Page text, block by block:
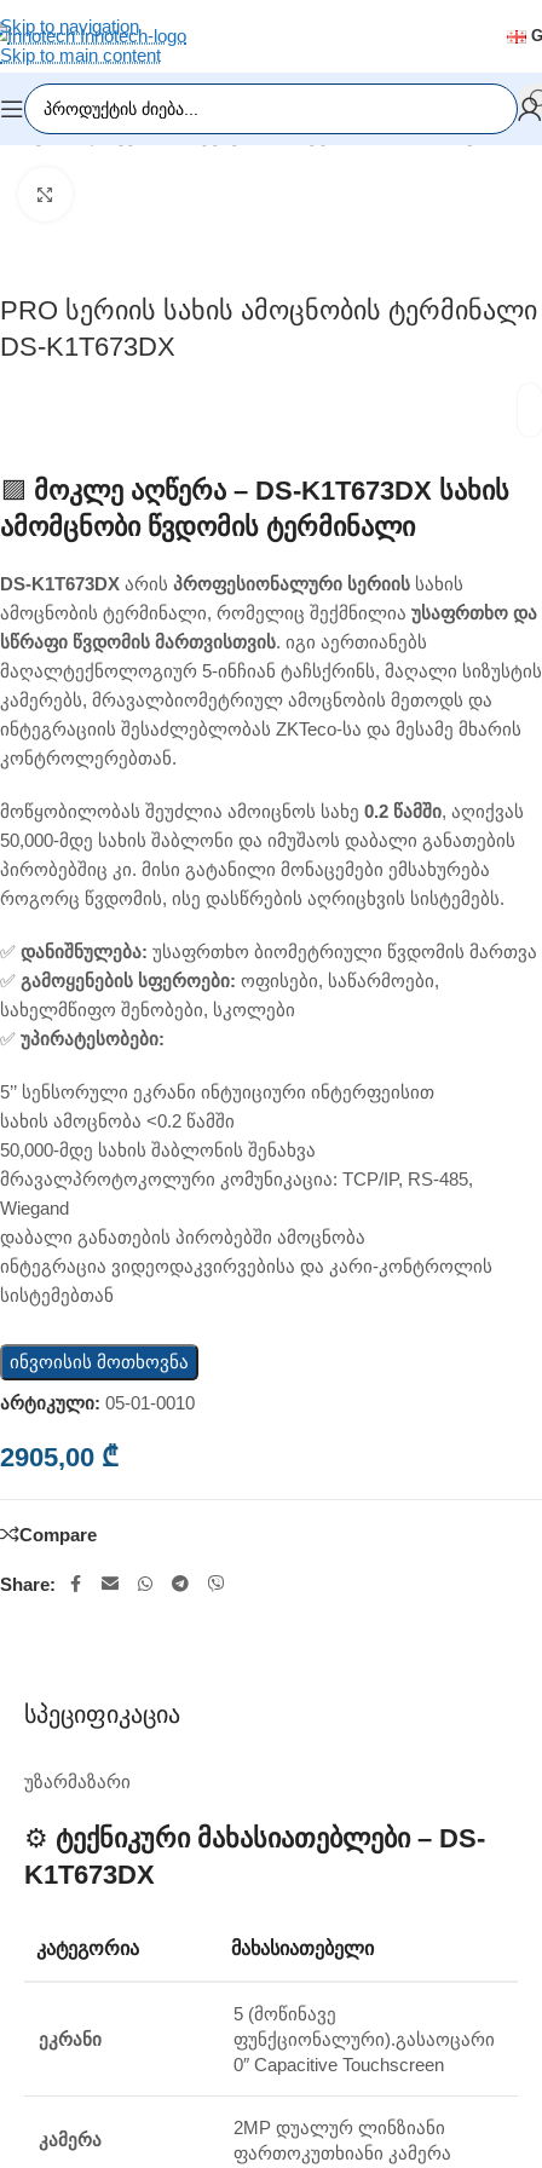
Skip to navigation
Skip to main content
მთავარი/დაშვების სისტემები/ბიომეტრია / სახის ამოცნობა
PRO Სერიის Სახის Ამოცნობის Ტერმინალი
DS-K1T673DX
🟪 Მოკლე Აღწერა – DS-K1T673DX Სახის
Ამომცნობი Წვდომის Ტერმინალი
DS-K1T673DX არის პროფესიონალური სერიის სახის
ამოცნობის ტერმინალი, რომელიც შექმნილია უსაფრთხო და
სწრაფი წვდომის მართვისთვის. იგი აერთიანებს
მაღალტექნოლოგიურ 5-ინჩიან ტაჩსქრინს, მაღალი სიზუსტის
კამერებს, მრავალბიომეტრიულ ამოცნობის მეთოდს და
ინტეგრაციის შესაძლებლობას ZKTeco-სა და მესამე მხარის
კონტროლერებთან.
მოწყობილობას შეუძლია ამოიცნოს სახე 0.2 წამში, აღიქვას
50,000-მდე სახის შაბლონი და იმუშაოს დაბალი განათების
პირობებშიც კი. მისი გატანილი მონაცემები ემსახურება
როგორც წვდომის, ისე დასწრების აღრიცხვის სისტემებს.
✅ დანიშნულება: უსაფრთხო ბიომეტრიული წვდომის მართვა
✅ გამოყენების სფეროები: ოფისები, საწარმოები,
სახელმწიფო შენობები, სკოლები
✅ უპირატესობები:
5’’ სენსორული ეკრანი ინტუიციური ინტერფეისით
სახის ამოცნობა <0.2 წამში
50,000-მდე სახის შაბლონის შენახვა
მრავალპროტოკოლური კომუნიკაცია: TCP/IP, RS-485,
Wiegand
დაბალი განათების პირობებში ამოცნობა
ინტეგრაცია ვიდეოდაკვირვებისა და კარი-კონტროლის
სისტემებთან
ინვოისის მოთხოვნა
არტიკული: 05-01-0010
2905,00 ₾
Compare
Share:
Სპეციფიკაცია
უზარმაზარი
⚙️ Ტექნიკური Მახასიათებლები – DS-
K1T673DX
ᲙᲐᲢᲔᲒᲝᲠᲘᲐ ᲛᲐᲮᲐᲡᲘᲐᲗᲔᲑᲔᲚᲘ
ეკრანი
5 (მოწინავე
ფუნქციონალური).გასაოცარი
0″ Capacitive Touchscreen
კამერა
2MP დუალურ ლინზიანი
ფართოკუთხიანი კამერა